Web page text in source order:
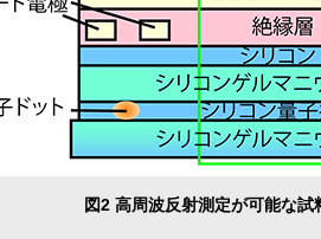
図2 高周波反射測定が可能な試